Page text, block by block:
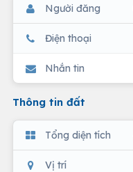
Người đăng
Điện thoại
Nhắn tin
Thông tin đất
Tổng diện tích
Vị trí